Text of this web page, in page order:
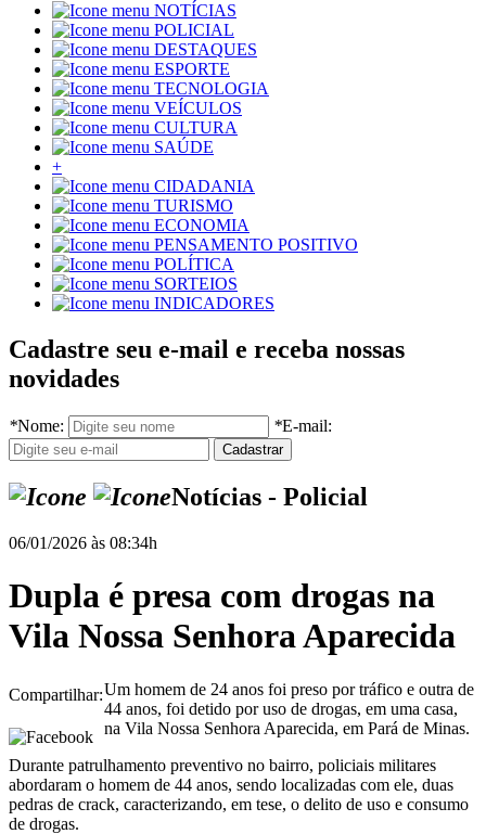
NOTÍCIAS
POLICIAL
DESTAQUES
ESPORTE
TECNOLOGIA
VEÍCULOS
CULTURA
SAÚDE
+
CIDADANIA
TURISMO
ECONOMIA
PENSAMENTO POSITIVO
POLÍTICA
SORTEIOS
INDICADORES
Cadastre seu e-mail e receba nossas
novidades
*Nome: *E-mail:
Notícias - Policial
06/01/2026 às 08:34h
Dupla é presa com drogas na
Vila Nossa Senhora Aparecida
Compartilhar:Um homem de 24 anos foi preso por tráfico e outra de
44 anos, foi detido por uso de drogas, em uma casa,
na Vila Nossa Senhora Aparecida, em Pará de Minas.
Durante patrulhamento preventivo no bairro, policiais militares
abordaram o homem de 44 anos, sendo localizadas com ele, duas
pedras de crack, caracterizando, em tese, o delito de uso e consumo
de drogas.